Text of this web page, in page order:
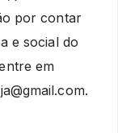
por contar
e social do
em